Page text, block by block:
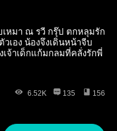
เหมา ณ รวี กรุ๊ป ตกหลุมรัก
เอง น้องจึงเดินหน้าจีบ
จ้าเด็กแก้มกลมที่คลั่งรักพี่
6.52K 135 156